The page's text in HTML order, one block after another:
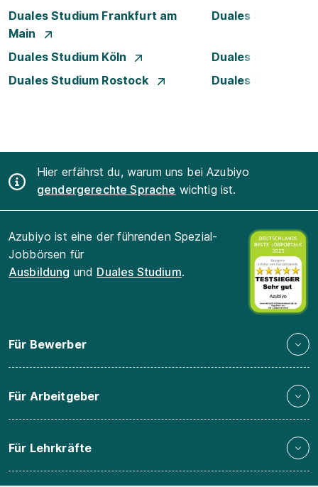
Duales Studium Frankfurt am
Main
Duales Studium
Duales Studium Köln
Duales Studium
Duales Studium Rostock
Duales Studium
Hier erfährst du, warum uns bei Azubiyo
gendergerechte Sprache wichtig ist.
Azubiyo ist eine der führenden Spezial-
Jobbörsen für
Ausbildung und Duales Studium.
Für Bewerber
Für Arbeitgeber
Für Lehrkräfte